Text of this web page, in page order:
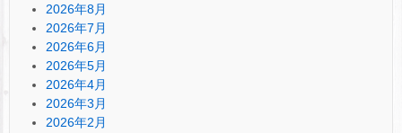
2026年8月
2026年7月
2026年6月
2026年5月
2026年4月
2026年3月
2026年2月